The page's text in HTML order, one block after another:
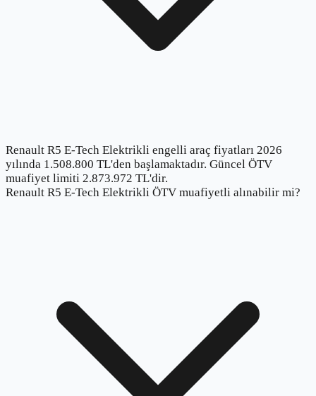
Renault R5 E-Tech Elektrikli engelli araç fiyatları 2026
yılında 1.508.800 TL'den başlamaktadır. Güncel ÖTV
muafiyet limiti 2.873.972 TL'dir.
Renault R5 E-Tech Elektrikli ÖTV muafiyetli alınabilir mi?